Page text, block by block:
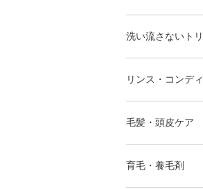
洗い流さないト
リンス・コンデ
毛髪・頭皮ケア
育毛・養毛剤